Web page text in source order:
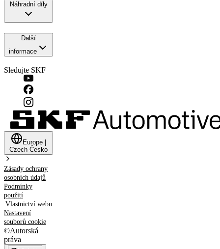
Náhradní díly
Další
informace
Sledujte SKF
Europe
Czech Česko
Zásady ochrany
osobních údajů
Podmínky
použití
Vlastnictví webu
Nastavení
souborů cookie
©Autorská
práva